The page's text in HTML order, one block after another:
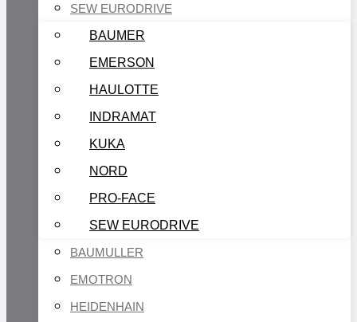
SEW EURODRIVE
BAUMER
EMERSON
HAULOTTE
INDRAMAT
KUKA
NORD
PRO-FACE
SEW EURODRIVE
BAUMULLER
EMOTRON
HEIDENHAIN